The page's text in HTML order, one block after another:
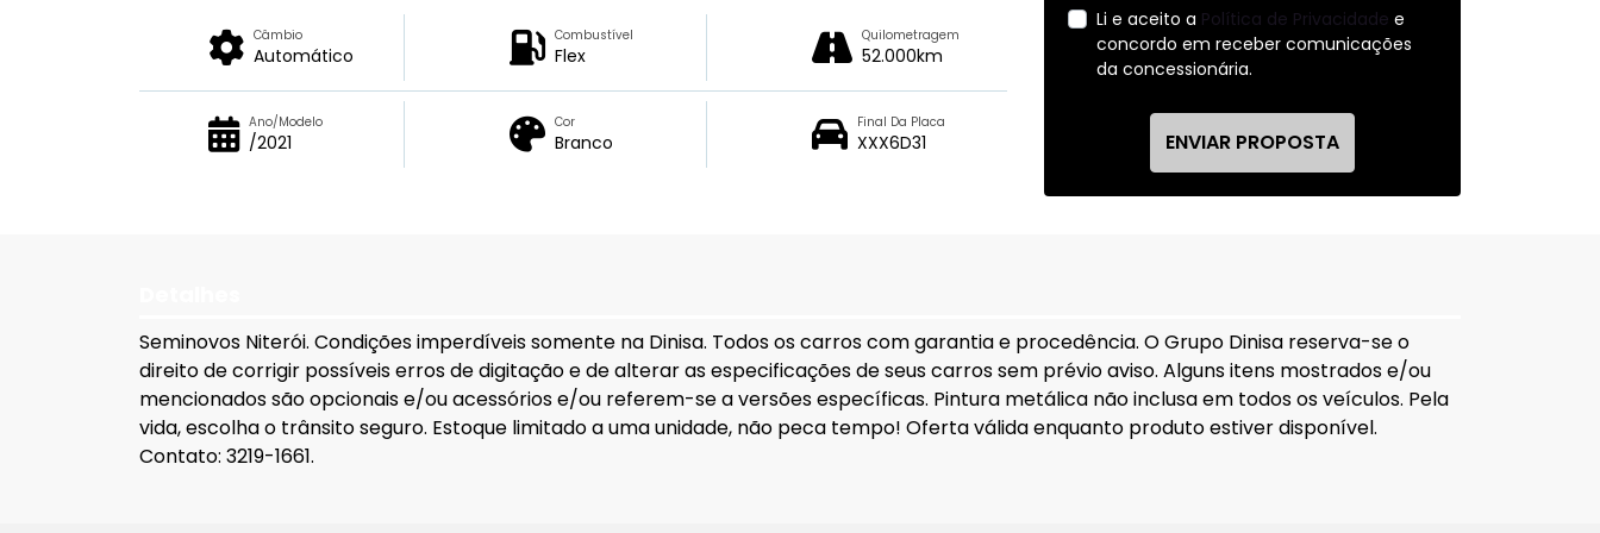
Li e aceito a Política de Privacidade e
concordo em receber comunicações
da concessionária.
ENVIAR PROPOSTA
Câmbio
Automático
Combustível
Flex
Quilometragem
52.000km
Ano/Modelo
/2021
Cor
Branco
Final Da Placa
XXX6D31
Seminovos Niterói. Condições imperdíveis somente na Dinisa. Todos os carros com garantia e procedência. O Grupo Dinisa reserva-se o
direito de corrigir possíveis erros de digitação e de alterar as especificações de seus carros sem prévio aviso. Alguns itens mostrados e/ou
mencionados são opcionais e/ou acessórios e/ou referem-se a versões específicas. Pintura metálica não inclusa em todos os veículos. Pela
vida, escolha o trânsito seguro. Estoque limitado a uma unidade, não peca tempo! Oferta válida enquanto produto estiver disponível.
Contato: 3219-1661.